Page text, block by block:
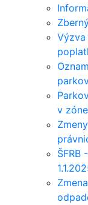
Výzva
v
ŠFRB